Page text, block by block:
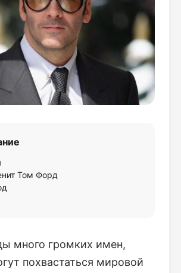
Том Форд
много громких имен,
похвастаться мировой